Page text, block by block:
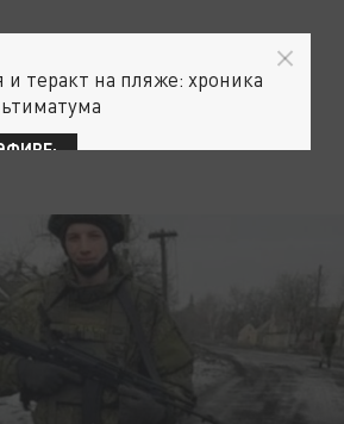
теракт на пляже: хроника